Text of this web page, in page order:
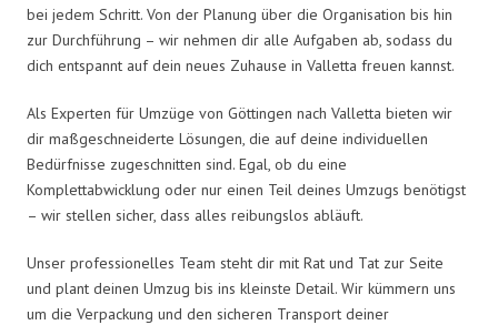
bei jedem Schritt. Von der Planung über die Organisation bis hin
zur Durchführung – wir nehmen dir alle Aufgaben ab, sodass du
dich entspannt auf dein neues Zuhause in Valletta freuen kannst.
Als Experten für Umzüge von Göttingen nach Valletta bieten wir
dir maßgeschneiderte Lösungen, die auf deine individuellen
Bedürfnisse zugeschnitten sind. Egal, ob du eine
Komplettabwicklung oder nur einen Teil deines Umzugs benötigst
– wir stellen sicher, dass alles reibungslos abläuft.
Unser professionelles Team steht dir mit Rat und Tat zur Seite
und plant deinen Umzug bis ins kleinste Detail. Wir kümmern uns
um die Verpackung und den sicheren Transport deiner